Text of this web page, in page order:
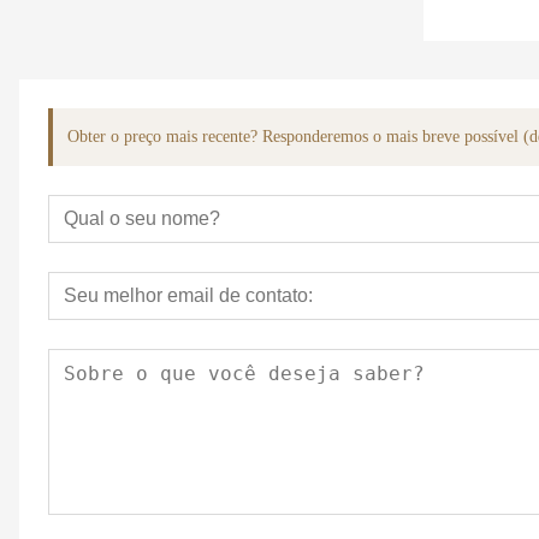
Obter o preço mais recente? Responderemos o mais breve possível